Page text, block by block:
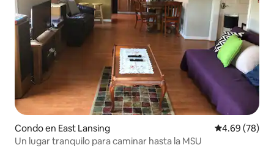
Condo en East Lansing Calificación
4.69 (78)
Un lugar tranquilo para caminar hasta la MSU